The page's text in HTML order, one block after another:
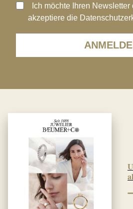
Ich möchte Ihren Newsletter
akzeptiere die